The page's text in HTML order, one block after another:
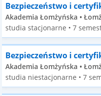
Bezpieczeństwo i
Akademia Łomżyńska •
studia stacjonarne • 7
Bezpieczeństwo i
Akademia Łomżyńska •
studia niestacjonarne • 7